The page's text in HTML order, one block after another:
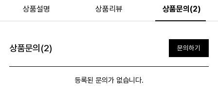
상품설명 상품리뷰 상품문의(2)
상품문의(2) 문의하기
등록된 문의가 없습니다.